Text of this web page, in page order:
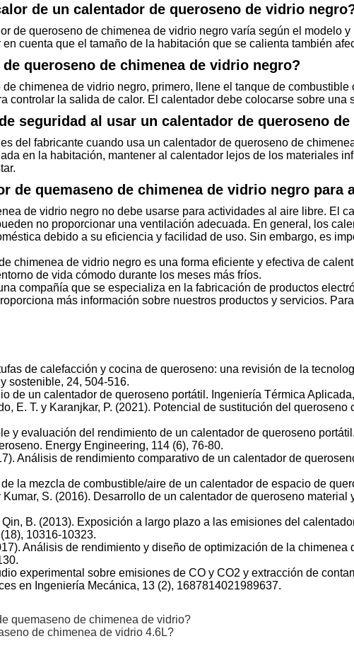
de un calentador de queroseno de vidrio
de queroseno de chimenea de vidrio negro varía según el modelo
cuenta que el tamaño de la habitación que se calienta también
queroseno de chimenea de vidrio negro?
chimenea de vidrio negro, primero, llene el tanque de
controlar la salida de calor. El calentador debe colocarse sobre
seguridad al usar un calentador de queroseno
del fabricante cuando usa un calentador de queroseno de
en la habitación, mantener al calentador lejos de los materiales
de quemaseno de chimenea de vidrio negro para
de vidrio negro no debe usarse para actividades al aire libre. El
no proporcionar una ventilación adecuada. En general, los
debido a su eficiencia y facilidad de uso. Sin embargo, es
chimenea de vidrio negro es una forma eficiente y efectiva de
de vida cómodo durante los meses más fríos.
compañía que se especializa en la fabricación de productos
más información sobre nuestros productos y servicios.
de calefacción y cocina de queroseno: una revisión de la
sostenible, 24, 504-516.
de un calentador de queroseno portátil. Ingeniería Térmica
E. T. y Karanjkar, P. (2021). Potencial de sustitución del
y evaluación del rendimiento de un calentador de queroseno
Energy Engineering, 114 (6), 76-80.
Análisis de rendimiento comparativo de un calentador de
la mezcla de combustible/aire de un calentador de espacio de
S. (2016). Desarrollo de un calentador de queroseno
B. (2013). Exposición a largo plazo a las emisiones del
10316-10323.
Análisis de rendimiento y diseño de optimización de la
experimental sobre emisiones de CO y CO2 y extracción de
en Ingeniería Mecánica, 13 (2), 1687814021989637.
quemaseno de chimenea de vidrio?
de chimenea de vidrio 4.6L?